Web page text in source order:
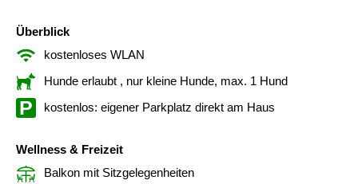
Überblick
kostenloses WLAN
Hunde erlaubt , nur kleine Hunde, max. 1 Hund
kostenlos: eigener Parkplatz direkt am Haus
Wellness & Freizeit
Balkon mit Sitzgelegenheiten